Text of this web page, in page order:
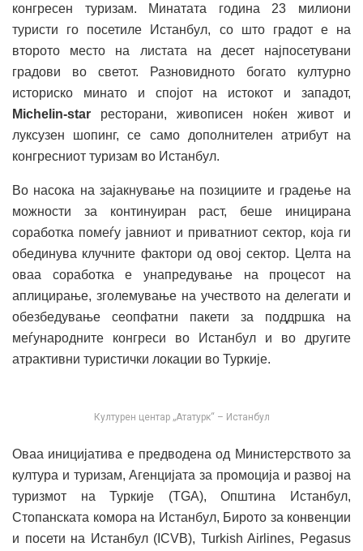
конгресен туризам. Минатата година 23 милиони
туристи го посетиле Истанбул, со што градот е на
второто место на листата на десет најпосетувани
градови во светот. Разновидното богато културно
историско минато и спојот на истокот и западот,
Michelin-star ресторани, живописен ноќен живот и
луксузен шопинг, се само дополнителен атрибут на
конгресниот туризам во Истанбул.
Во насока на зајакнување на позициите и градење на
можности за континуиран раст, беше иницирана
соработка помеѓу јавниот и приватниот сектор, која ги
обединува клучните фактори од овој сектор. Целта на
оваа соработка е унапредување на процесот на
аплицирање, зголемување на учеството на делегати и
обезбедување сеопфатни пакети за поддршка на
меѓународните конгреси во Истанбул и во другите
атрактивни туристички локации во Туркије.
Културен центар „Ататурк“ – Истанбул
Оваа иницијатива е предводена од Министерството за
култура и туризам, Агенцијата за промоција и развој на
туризмот на Туркије (TGA), Општина Истанбул,
Стопанската комора на Истанбул, Бирото за конвенции
и посети на Истанбул (ICVB), Turkish Airlines, Pegasus